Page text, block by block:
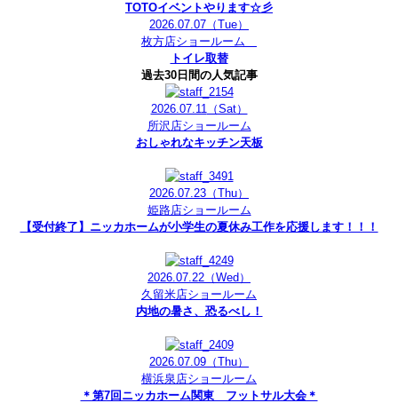
TOTOイベントやります☆彡
2026.07.07 （Tue）
枚方店ショールーム
トイレ取替
過去30日間の人気記事
2026.07.11（Sat）
所沢店ショールーム
おしゃれなキッチン天板
2026.07.23 （Thu）
姫路店ショールーム
【受付終了】ニッカホームが小学生の夏休み工作を応援します！！！
2026.07.22 （Wed）
久留米店ショールーム
内地の暑さ、恐るべし！
2026.07.09 （Thu）
横浜泉店ショールーム
＊第7回ニッカホーム関東 フットサル大会＊